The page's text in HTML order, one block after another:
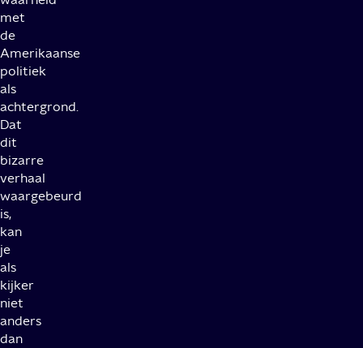
met
de
Amerikaanse
politiek
als
achtergrond.
Dat
dit
bizarre
verhaal
waargebeurd
is,
kan
je
als
kijker
niet
anders
dan